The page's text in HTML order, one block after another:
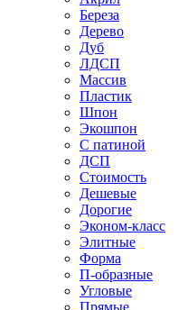
Береза
Дерево
Дуб
ЛДСП
Массив
Пластик
Шпон
Экошпон
С патиной
ДСП
Стоимость
Дешевые
Дорогие
Эконом-класс
Элитные
Форма
П-образные
Угловые
Прямые